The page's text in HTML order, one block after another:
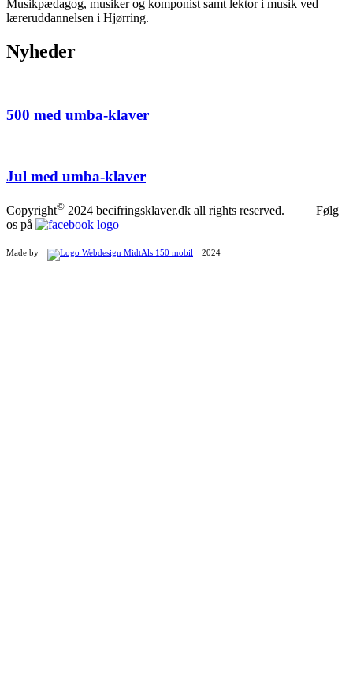
Musikpædagog, musiker og komponist samt lektor i musik ved
læreruddannelsen i Hjørring.
Nyheder
500 med umba-klaver
Jul med umba-klaver
Copyright© 2024 becifringsklaver.dk all rights reserved. Følg
os på
Made by 2024